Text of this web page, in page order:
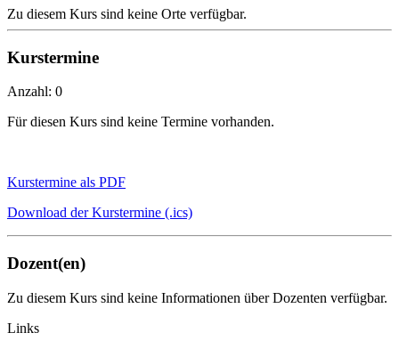
Zu diesem Kurs sind keine Orte verfügbar.
Kurstermine
Anzahl: 0
Für diesen Kurs sind keine Termine vorhanden.
Kurstermine als PDF
Download der Kurstermine (.ics)
Dozent(en)
Zu diesem Kurs sind keine Informationen über Dozenten verfügbar.
Links